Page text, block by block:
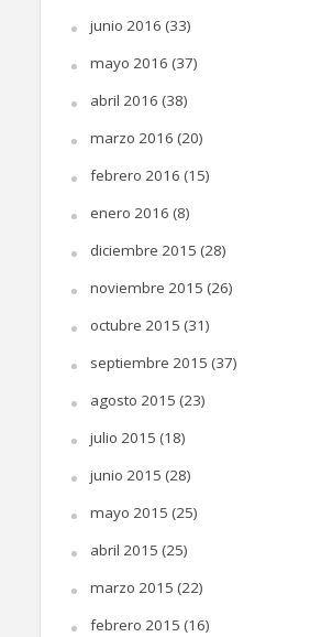
junio 2016 (33)
mayo 2016 (37)
abril 2016 (38)
marzo 2016 (20)
febrero 2016 (15)
enero 2016 (8)
diciembre 2015 (28)
noviembre 2015 (26)
octubre 2015 (31)
septiembre 2015 (37)
agosto 2015 (23)
julio 2015 (18)
junio 2015 (28)
mayo 2015 (25)
abril 2015 (25)
marzo 2015 (22)
febrero 2015 (16)